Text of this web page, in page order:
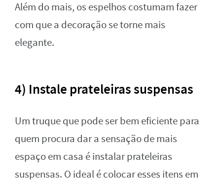
Além do mais, os espelhos costumam fazer
com que a decoração se torne mais
elegante.
4) Instale prateleiras suspensas
Um truque que pode ser bem eficiente para
quem procura dar a sensação de mais
espaço em casa é instalar prateleiras
suspensas. O ideal é colocar esses itens em